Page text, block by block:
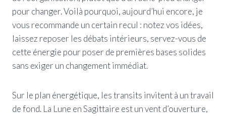
pour changer. Voilà pourquoi, aujourd’hui encore, je
vous recommande un certain recul : notez vos idées,
laissez reposer les débats intérieurs, servez-vous de
cette énergie pour poser de premières bases solides
sans exiger un changement immédiat.
Sur le plan énergétique, les transits invitent à un travail
de fond. La Lune en Sagittaire est un vent d’ouverture,